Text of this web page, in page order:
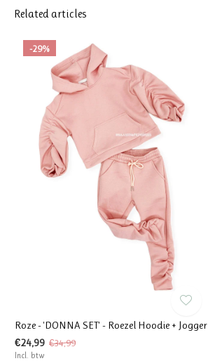
Related articles
-29%
Roze - 'DONNA SET' - Roezel Hoodie + Jogger
€24,99 €34,99
Incl. btw